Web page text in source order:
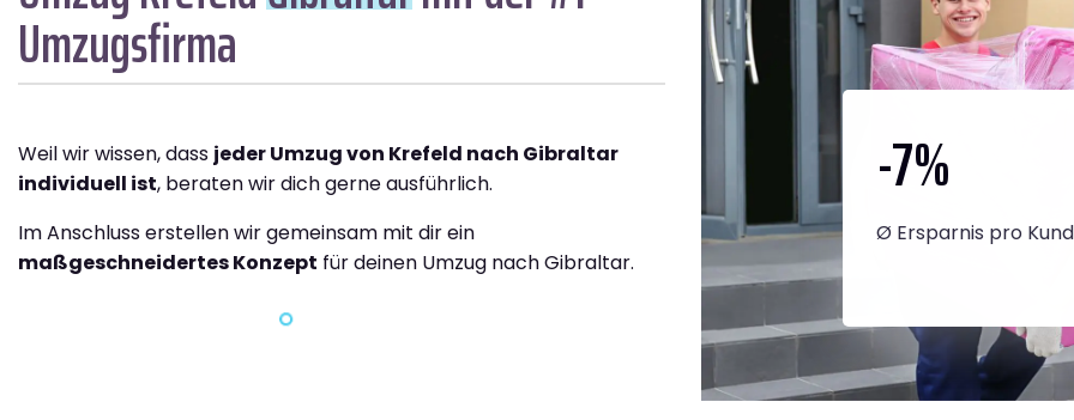
Umzugsfirma
Weil wir wissen, dass jeder Umzug von Krefeld nach Gibraltar
individuell ist, beraten wir dich gerne ausführlich.
Im Anschluss erstellen wir gemeinsam mit dir ein
maßgeschneidertes Konzept für deinen Umzug nach Gibraltar.
-7%
Ø Ersparnis pro